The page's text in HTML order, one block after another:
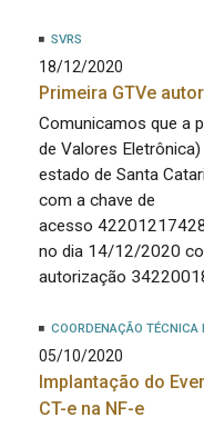
SVRS
18/12/2020
Primeira GTVe
Comunicamos que a
de Valores
estado de Santa
com a chave de
acesso
no dia 14/12/2020
autorização
COORDENAÇÃO TÉCNICA
05/10/2020
Implantação do
CT-e na NF-e